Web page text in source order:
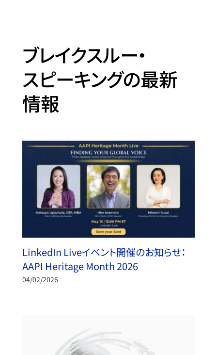
ブレイクスルー・
スピーキングの最新
情報
LinkedIn Liveイベント開催のお知らせ：
AAPI Heritage Month 2026
04/02/2026